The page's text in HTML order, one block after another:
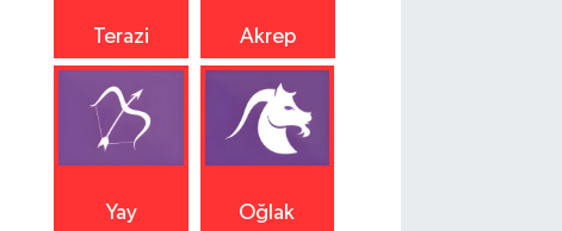
Terazi Akrep
Yay Oğlak